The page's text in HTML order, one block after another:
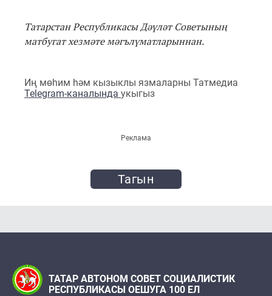
Татарстан Республикасы Дәүләт Советының
матбугат хезмәте мәгълүматларыннан.
Иң мөһим һәм кызыклы язмаларны Татмедиа
Telegram-каналында укыгыз
Реклама
Тагын
ТАТАР АВТОНОМ СОВЕТ СОЦИАЛИСТИК
РЕСПУБЛИКАСЫ ОЕШУГА 100 ЕЛ